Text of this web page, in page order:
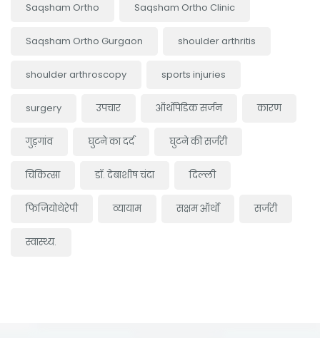
Saqsham Ortho Saqsham Ortho Clinic
Saqsham Ortho Gurgaon shoulder arthritis
shoulder arthroscopy sports injuries
surgery उपचार ऑर्थोपेडिक सर्जन कारण
गुड़गांव घुटने का दर्द घुटने की सर्जरी
चिकित्सा डॉ. देबाशीष चंदा दिल्ली
फिजियोथेरेपी व्यायाम सक्षम ऑर्थो सर्जरी
स्वास्थ्य.